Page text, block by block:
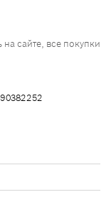
на сайте, все покупки